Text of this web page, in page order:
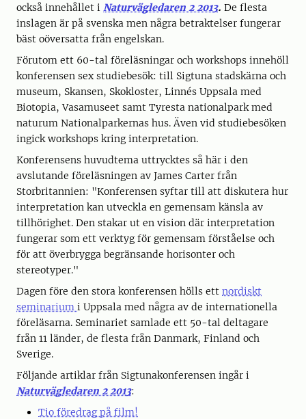
också innehållet i Naturvägledaren 2 2013. De flesta
inslagen är på svenska men några betraktelser fungerar
bäst oöversatta från engelskan.
Förutom ett 60-tal föreläsningar och workshops innehöll
konferensen sex studiebesök: till Sigtuna stadskärna och
museum, Skansen, Skokloster, Linnés Uppsala med
Biotopia, Vasamuseet samt Tyresta nationalpark med
naturum Nationalparkernas hus. Även vid studiebesöken
ingick workshops kring interpretation.
Konferensens huvudtema uttrycktes så här i den
avslutande föreläsningen av James Carter från
Storbritannien: "Konferensen syftar till att diskutera hur
interpretation kan utveckla en gemensam känsla av
tillhörighet. Den stakar ut en vision där interpretation
fungerar som ett verktyg för gemensam förståelse och
för att överbrygga begränsande horisonter och
stereotyper."
Dagen före den stora konferensen hölls ett nordiskt
seminarium i Uppsala med några av de internationella
föreläsarna. Seminariet samlade ett 50-tal deltagare
från 11 länder, de flesta från Danmark, Finland och
Sverige.
Följande artiklar från Sigtunakonferensen ingår i
Naturvägledaren 2 2013:
Tio föredrag på film!